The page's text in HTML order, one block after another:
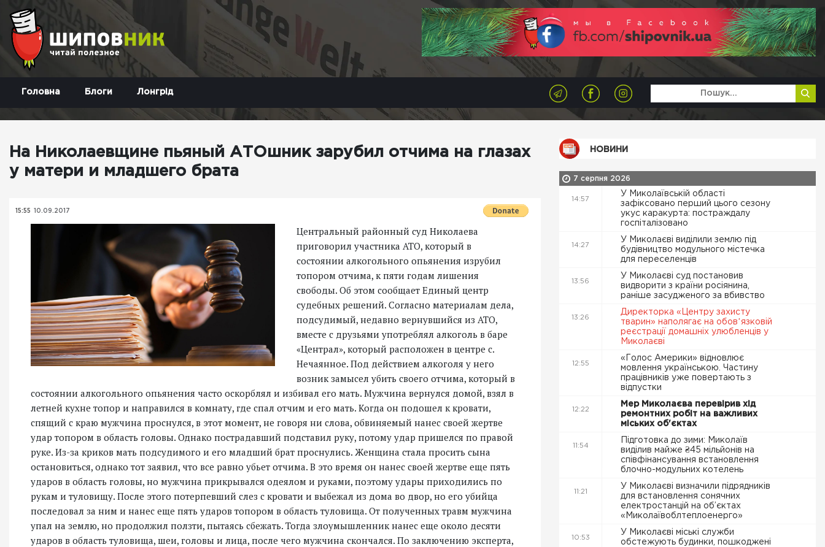
Головна Блоги Лонгрід
На Николаевщине пьяный АТОшник зарубил отчима на глазах
у матери и младшего брата
15:55 10.09.2017
Центральный районный суд Николаева
приговорил участника АТО, который в
состоянии алкогольного опьянения изрубил
топором отчима, к пяти годам лишения
свободы. Об этом сообщает Единый центр
судебных решений. Согласно материалам дела,
подсудимый, недавно вернувшийся из АТО,
вместе с друзьями употреблял алкоголь в баре
«Централ», который расположен в центре с.
Нечаянное. Под действием алкоголя у него
возник замысел убить своего отчима, который в
состоянии алкогольного опьянения часто оскорблял и избивал его мать. Мужчина вернулся домой, взял в
летней кухне топор и направился в комнату, где спал отчим и его мать. Когда он подошел к кровати,
спящий с краю мужчина проснулся, в этот момент, не говоря ни слова, обвиняемый нанес своей жертве
удар топором в область головы. Однако пострадавший подставил руку, потому удар пришелся по правой
руке. Из-за криков мать подсудимого и его младший брат проснулись. Женщина стала просить сына
остановиться, однако тот заявил, что все равно убьет отчима. В это время он нанес своей жертве еще пять
ударов в область головы, но мужчина прикрывался одеялом и руками, поэтому удары приходились по
рукам и туловищу. После этого потерпевший слез с кровати и выбежал из дома во двор, но его убийца
последовал за ним и нанес еще пять ударов топором в область туловища. От полученных травм мужчина
упал на землю, но продолжил ползти, пытаясь сбежать. Тогда злоумышленник нанес еще около десяти
ударов в область туловища, шеи, головы и лица, после чего мужчина скончался. По заключению эксперта,
НОВИНИ
7 серпня 2026
14:57
У Миколаївській області
зафіксовано перший цього сезону
укус каракурта: постраждалу
госпіталізовано
14:27
У Миколаєві виділили землю під
будівництво модульного містечка
для переселенців
13:56
У Миколаєві суд постановив
видворити з країни росіянина,
раніше засудженого за вбивство
13:26
Директорка «Центру захисту
тварин» наполягає на обовʼязковій
реєстрації домашніх улюбленців у
Миколаєві
12:55
«Голос Америки» відновлює
мовлення українською. Частину
працівників уже повертають з
відпустки
12:22
Мер Миколаєва перевірив хід
ремонтних робіт на важливих
міських об'єктах
11:54
Підготовка до зими: Миколаїв
виділив майже ₴45 мільйонів на
співфінансування встановлення
блочно-модульних котелень
11:21
У Миколаєві визначили підрядників
для встановлення сонячних
електростанцій на об’єктах
«Миколаївоблтеплоенерго»
10:53
У Миколаєві міські служби
обстежують будинки, пошкоджені